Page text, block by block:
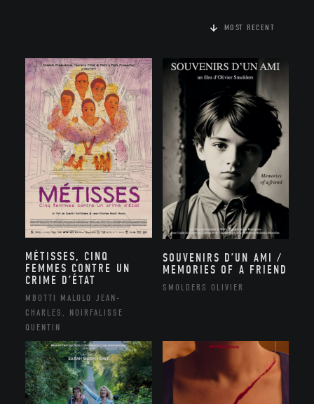
MOST RECENT
MÉTISSES, CINQ
FEMMES CONTRE UN
CRIME D’ÉTAT
MBOTTI MALOLO JEAN-
CHARLES, NOIRFALISSE
QUENTIN
SOUVENIRS D’UN AMI /
MEMORIES OF A FRIEND
SMOLDERS OLIVIER